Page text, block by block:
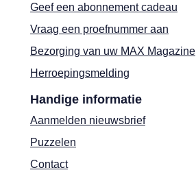
Geef een abonnement cadeau
Vraag een proefnummer aan
Bezorging van uw MAX Magazine
Herroepingsmelding
Handige informatie
Aanmelden nieuwsbrief
Puzzelen
Contact